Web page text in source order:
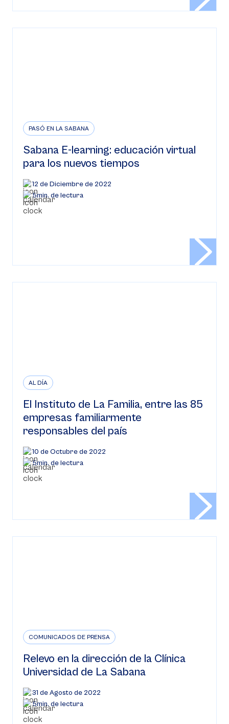
PASÓ EN LA SABANA
Sabana E-learning: educación virtual
para los nuevos tiempos
12 de Diciembre de 2022
5min. de lectura
AL DÍA
El Instituto de La Familia, entre las 85
empresas familiarmente
responsables del país
10 de Octubre de 2022
5min. de lectura
COMUNICADOS DE PRENSA
Relevo en la dirección de la Clínica
Universidad de La Sabana
31 de Agosto de 2022
5min. de lectura